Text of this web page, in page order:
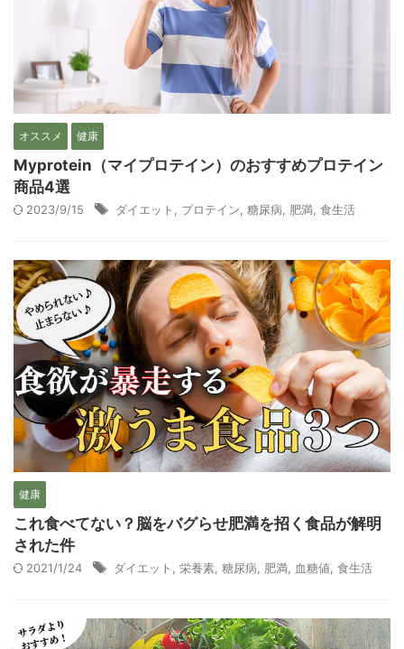
オススメ 健康
Myprotein（マイプロテイン）のおすすめプロテイン
商品4選
2023/9/15 ダイエット , プロテイン, 糖尿病, 肥満, 食生活
健康
これ食べてない？脳をバグらせ肥満を招く食品が解明
された件
2021/1/24 ダイエット , 栄養素, 糖尿病, 肥満, 血糖値, 食生活